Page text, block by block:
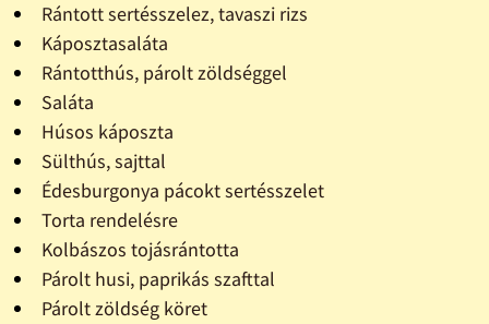
Rántott sertésszelez, tavaszi rizs
Káposztasaláta
Rántotthús, párolt zöldséggel
Saláta
Húsos káposzta
Sülthús, sajttal
Édesburgonya pácokt sertésszelet
Torta rendelésre
Kolbászos tojásrántotta
Párolt husi, paprikás szafttal
Párolt zöldség köret